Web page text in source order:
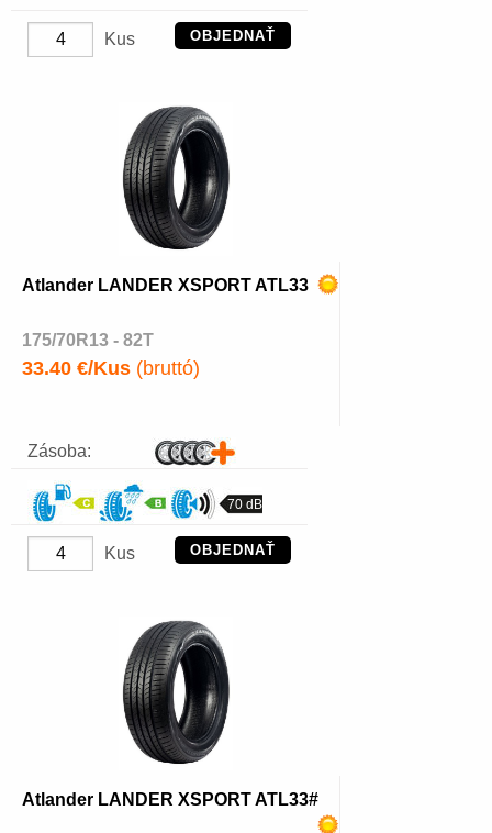
Kus OBJEDNAŤ
Atlander LANDER XSPORT ATL33
175/70R13 - 82T
33.40 €/Kus (bruttó)
Zásoba:
70 dB
Kus OBJEDNAŤ
Atlander LANDER XSPORT ATL33#